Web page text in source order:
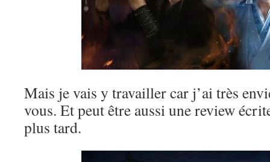
Mais je vais y travailler car j’ai très
vous. Et peut être aussi une review
plus tard.